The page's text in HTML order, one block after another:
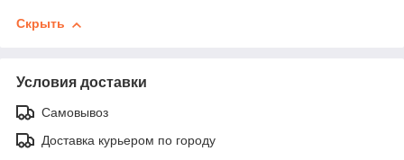
Скрыть
Условия доставки
Самовывоз
Доставка курьером по городу